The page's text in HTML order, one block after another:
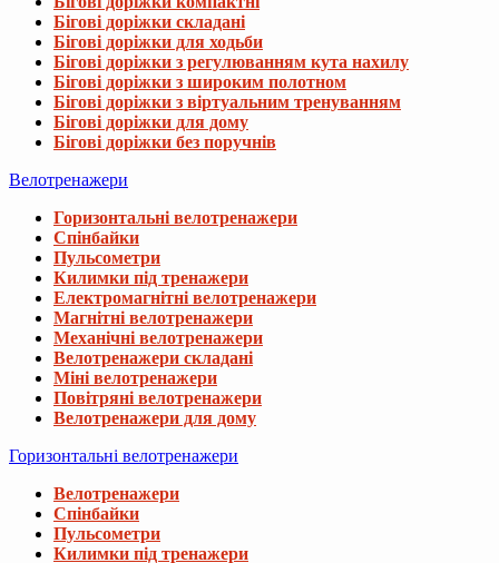
Бігові доріжки складані
Бігові доріжки для ходьби
Бігові доріжки з регулюванням кута нахилу
Бігові доріжки з широким полотном
Бігові доріжки з віртуальним тренуванням
Бігові доріжки для дому
Бігові доріжки без поручнів
Велотренажери
Горизонтальні велотренажери
Спінбайки
Пульсометри
Килимки під тренажери
Електромагнітні велотренажери
Магнітні велотренажери
Механічні велотренажери
Велотренажери складані
Міні велотренажери
Повітряні велотренажери
Велотренажери для дому
Горизонтальні велотренажери
Велотренажери
Спінбайки
Пульсометри
Килимки під тренажери